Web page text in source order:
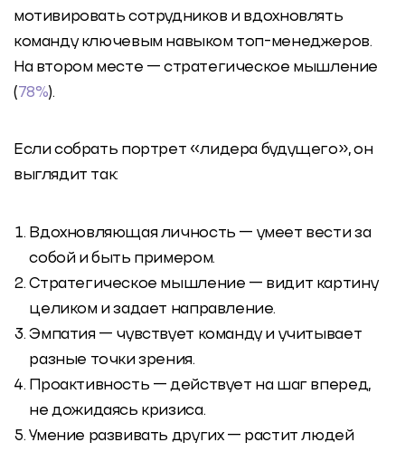
мотивировать сотрудников и вдохновлять
команду ключевым навыком топ-менеджеров.
На втором месте — стратегическое мышление
(78%).
Если собрать портрет «лидера будущего», он
выглядит так:
Вдохновляющая личность — умеет вести за
собой и быть примером.
Стратегическое мышление — видит картину
целиком и задает направление.
Эмпатия — чувствует команду и учитывает
разные точки зрения.
Проактивность — действует на шаг вперед,
не дожидаясь кризиса.
Умение развивать других — растит людей